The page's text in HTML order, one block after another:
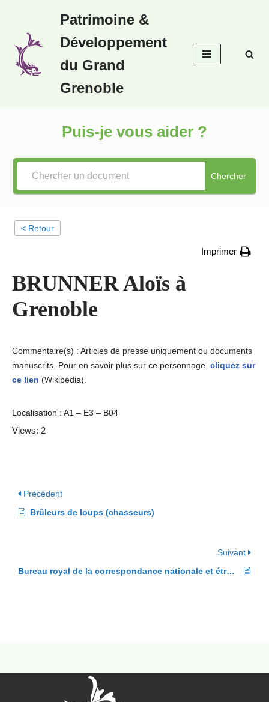
au
contenu
Patrimoine &
Développement
du Grand
Grenoble
Puis-je vous aider ?
Chercher
< Retour
Imprimer
BRUNNER Aloïs à
Grenoble
Commentaire(s) : Articles de presse uniquement ou documents
manuscrits. Pour en savoir plus sur ce personnage, cliquez sur
ce lien (Wikipédia).
Localisation : A1 – E3 – B04
Views: 2
Précédent
Brûleurs de loups (chasseurs)
Suivant
Bureau royal de la correspondance nationale et étrangère